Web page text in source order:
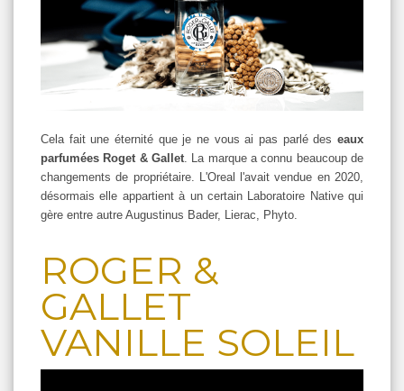
Cela fait une éternité que je ne vous ai pas parlé des eaux
parfumées Roget & Gallet. La marque a connu beaucoup de
changements de propriétaire. L'Oreal l'avait vendue en 2020,
désormais elle appartient à un certain Laboratoire Native qui
gère entre autre Augustinus Bader, Lierac, Phyto.
ROGER &
GALLET
VANILLE SOLEIL